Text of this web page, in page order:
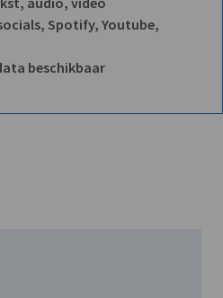
Spotify, Youtube,
beschikbaar